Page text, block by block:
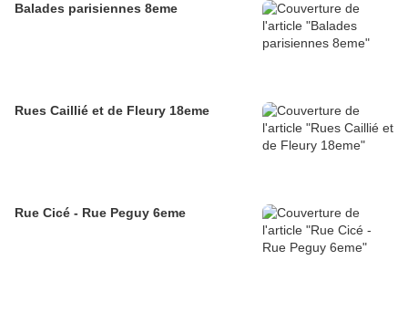
Balades parisiennes 8eme
Rues Caillié et de Fleury 18eme
Rue Cicé - Rue Peguy 6eme